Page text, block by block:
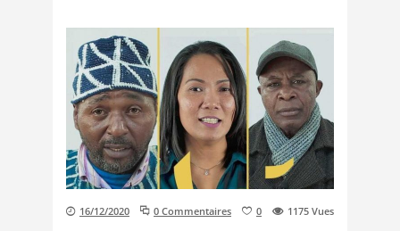
16/12/2020 0 Commentaires 0 1175 Vues